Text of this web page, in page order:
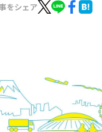
をシェア